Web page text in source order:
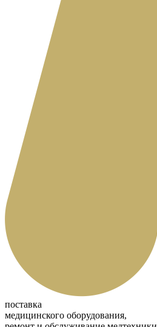
поставка
медицинского оборудования,